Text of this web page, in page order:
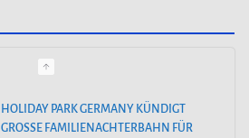
HOLIDAY PARK GERMANY KÜNDIGT
GROSSE FAMILIENACHTERBAHN FÜR 2